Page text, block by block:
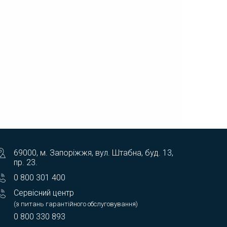
69000, м. Запоріжжя, вул. Штабна, буд. 13,
пр. 23.
0 800 301 400
Сервісний центр
(з питань гарантійного обслуговування)
0 800 330 893